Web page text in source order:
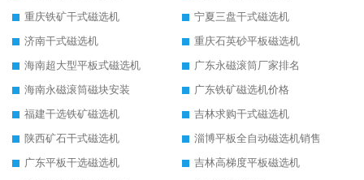
重庆铁矿干式磁选机
宁夏三盘干式磁选机
济南干式磁选机
重庆石英砂平板磁选机
海南超大型平板式磁选机
广东永磁滚筒厂家排名
海南永磁滚筒磁块安装
广东铁矿磁选机价格
福建干选铁矿磁选机
吉林求购干式磁选机
陕西矿石干式磁选机
淄博平板全自动磁选机销售
广东平板干选磁选机
吉林高梯度平板磁选机